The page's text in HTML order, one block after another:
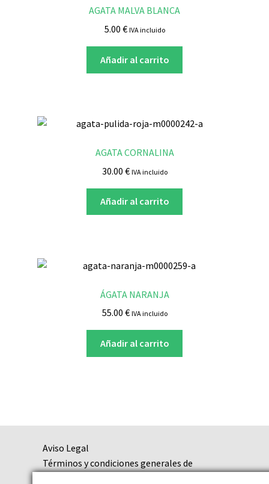
AGATA MALVA BLANCA
5.00 € IVA incluido
Añadir al carrito
AGATA CORNALINA
30.00 € IVA incluido
Añadir al carrito
ÁGATA NARANJA
55.00 € IVA incluido
Añadir al carrito
Aviso Legal
Términos y condiciones generales de